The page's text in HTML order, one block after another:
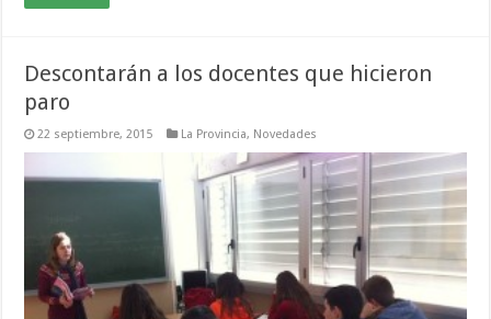
Descontarán a los docentes que hicieron
paro
22 septiembre, 2015 La Provincia, Novedades